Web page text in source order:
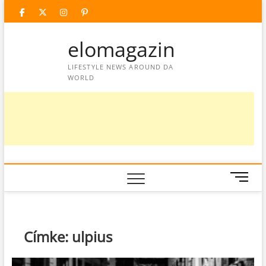
facebooktwitter
instagram
googleplus
pinterest
elomagazin
LIFESTYLE NEWS AROUND DA
WORLD
M
e
Címke: ulpius